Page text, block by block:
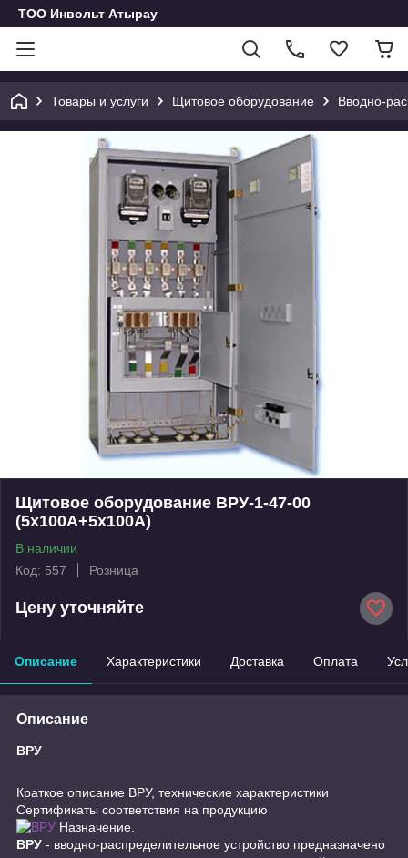
ТОО Инвольт Атырау
Товары и услуги Щитовое оборудование Вводно-
Щитовое оборудование ВРУ-1-47-00
(5х100А+5х100А)
В наличии
Код: 557
Розница
Цену уточняйте
Описание Характеристики Доставка Оплата
Описание
ВРУ
Краткое описание ВРУ, технические характеристики
Сертификаты соответствия на продукцию
Назначение.
ВРУ - вводно-распределительное устройство предназначено